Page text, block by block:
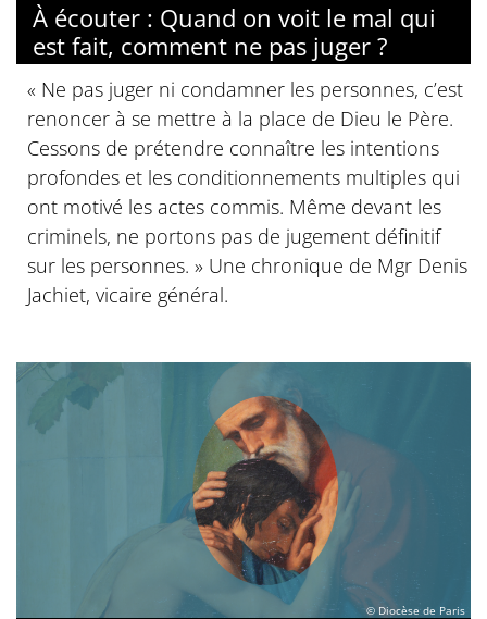
À écouter : Quand on voit le mal qui
est fait, comment ne pas juger ?
« Ne pas juger ni condamner les personnes, c’est
renoncer à se mettre à la place de Dieu le Père.
Cessons de prétendre connaître les intentions
profondes et les conditionnements multiples qui
ont motivé les actes commis. Même devant les
criminels, ne portons pas de jugement définitif
sur les personnes. » Une chronique de Mgr Denis
Jachiet, vicaire général.
© Diocèse de Paris